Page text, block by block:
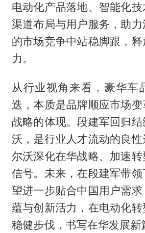
电动化产品落地、智能化
渠道布局与用户服务，助
的市场竞争中站稳脚跟，
力。
从行业视角来看，豪华车
迭，本质是品牌顺应市场
战略的体现。段建军回归
沃，是行业人才流动的良
尔沃深化在华战略、加速
信号。未来，在段建军带
望进一步贴合中国用户需
蕴与创新活力，在电动化
稳健步伐，书写在华发展新